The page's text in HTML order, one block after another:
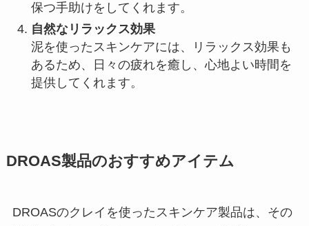
保つ手助けをしてくれます。
自然なリラックス効果
泥を使ったスキンケアには、リラックス効果も
あるため、日々の疲れを癒し、心地よい時間を
提供してくれます。
DROAS製品のおすすめアイテム
DROASのクレイを使ったスキンケア製品は、その